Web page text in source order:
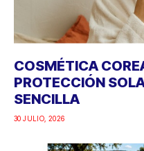
COSMÉTICA
PROTECCIÓN
SENCILLA
30 JULIO, 2026